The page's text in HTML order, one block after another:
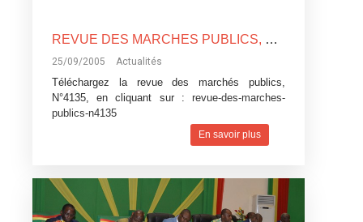
REVUE DES MARCHES PUBLICS, N°4135
25/09/2005 Actualités
Téléchargez la revue des marchés publics,
N°4135, en cliquant sur : revue-des-marches-
publics-n4135
En savoir plus